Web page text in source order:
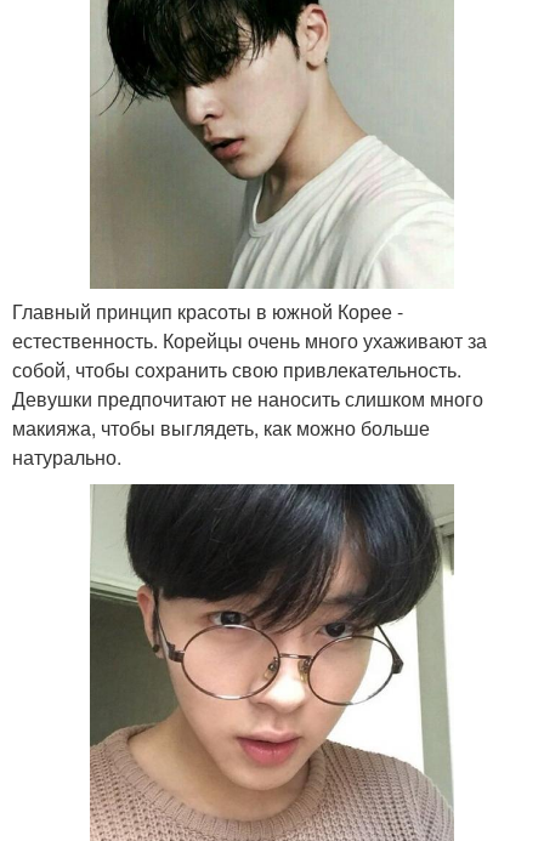
Главный принцип красоты в южной Корее -
естественность. Корейцы очень много ухаживают за
собой, чтобы сохранить свою привлекательность.
Девушки предпочитают не наносить слишком много
макияжа, чтобы выглядеть, как можно больше
натурально.